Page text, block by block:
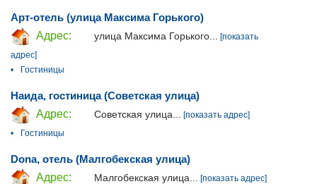
Арт-отель (улица Максима Горького)
Адрес:
улица Максима Горького...
[показать
адрес]
•
Гостиницы
Наида, гостиница (Советская улица)
Адрес:
Советская улица...
[показать адрес]
•
Гостиницы
Dona, отель (Малгобекская улица)
Адрес:
Малгобекская улица...
[показать адрес]